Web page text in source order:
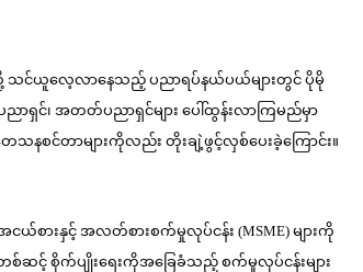
သင်ယူလေ့လာနေသည့် ပညာရပ်နယ်ပယ်များတွင် ပိုမို
င်၊ အတတ်ပညာရှင်များ ပေါ်ထွန်းလာကြမည်မှာ
နစင်တာများကိုလည်း တိုးချဲ့ဖွင့်လှစ်ပေးခဲ့ကြောင်း။
ယ်စားနှင့် အလတ်စားစက်မှုလုပ်ငန်း (MSME) များကို
တစ်ဆင့် စိုက်ပျိုးရေးကိုအခြေခံသည့် စက်မှုလုပ်ငန်းများ